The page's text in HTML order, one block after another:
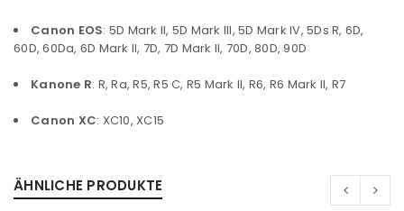
Canon EOS: 5D Mark II, 5D Mark III, 5D Mark IV, 5Ds R, 6D,
60D, 60Da, 6D Mark II, 7D, 7D Mark II, 70D, 80D, 90D
Kanone R: R, Ra, R5, R5 C, R5 Mark II, R6, R6 Mark II, R7
Canon XC: XC10, XC15
ÄHNLICHE PRODUKTE